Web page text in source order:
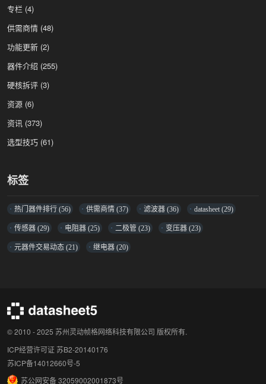
专栏 (4)
供需商情 (48)
功能更新 (2)
器件介绍 (255)
硬核拆评 (3)
资源 (6)
资讯 (373)
选型技巧 (61)
标签
热门器件排行(56) 供需商情(37) 滤波器(36) datasheet(29)
传感器(29) 电阻器(25) 二极管 (23) 变压器(23)
元器件交易动态(21) 继电器(20)
© 2010 - 2025 苏州灵动帧格网络科技有限公司 版权所有.
ICP经营许可证 苏B2-20140176
苏ICP备14012660号-5
苏公网安备 32059002001873号